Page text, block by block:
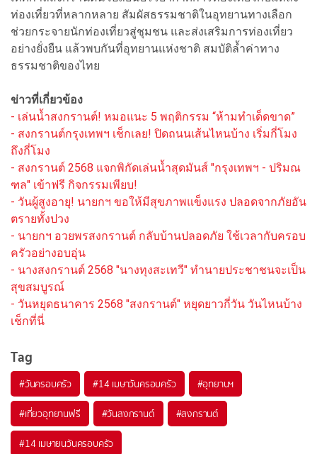
ท่องเที่ยวที่หลากหลาย สัมผัสธรรมชาติในอุทยานทางเลือก
ช่วยกระจายนักท่องเที่ยวสู่ชุมชน และส่งเสริมการท่องเที่ยว
อย่างยั่งยืน แล้วพบกันที่อุทยานแห่งชาติ สมบัติล้ำค่าทาง
ธรรมชาติของไทย
ข่าวที่เกี่ยวข้อง
- เล่นน้ำสงกรานต์! หมอแนะ 5 พฤติกรรม “ห้ามทำเด็ดขาด”
- สงกรานต์กรุงเทพฯ เช็กเลย! ปิดถนนเส้นไหนบ้าง เริ่มกี่โมง
ถึงกี่โมง
- สงกรานต์ 2568 แจกพิกัดเล่นน้ำสุดมันส์ "กรุงเทพฯ - ปริมณ
ฑล" เข้าฟรี กิจกรรมเพียบ!
- วันผู้สูงอายุ! นายกฯ ขอให้มีสุขภาพแข็งแรง ปลอดจากภัยอัน
ตรายทั้งปวง
- นายกฯ อวยพรสงกรานต์ กลับบ้านปลอดภัย ใช้เวลากับครอบ
ครัวอย่างอบอุ่น
- นางสงกรานต์ 2568 "นางทุงสะเทวี" ทำนายประชาชนจะเป็น
สุขสมบูรณ์
- วันหยุดธนาคาร 2568 "สงกรานต์" หยุดยาวกี่วัน วันไหนบ้าง
เช็กที่นี่
Tag
#วันครอบครัว #14 เมษาวันครอบครัว #อุทยานฯ
#เที่ยวอุทยานฟรี #วันสงกรานต์ #สงกรานต์
#14 เมษายนวันครอบครัว